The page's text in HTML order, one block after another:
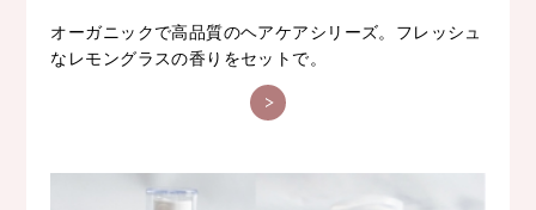
オーガニックで高品質のヘアケアシリーズ。フレッシュ
なレモングラスの香りをセットで。